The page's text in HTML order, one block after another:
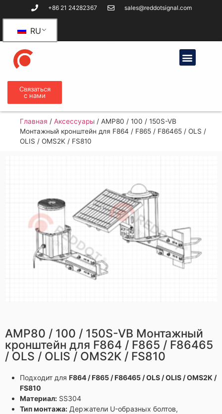
+86 21 24282367 sales@reddotsignal.com
RU
Связаться
с нами
Главная / Аксессуары / AMP80 / 100 / 150S-VB
Монтажный кронштейн для F864 / F865 / F86465 / OLS /
OLIS / OMS2K / FS810
AMP80 / 100 / 150S-VB Монтажный
кронштейн для F864 / F865 / F86465
/ OLS / OLIS / OMS2K / FS810
Подходит для F864 / F865 / F86465 / OLS / OLIS / OMS2K /
FS810
Материал: SS304
Тип монтажа: Держатели U-образных болтов,